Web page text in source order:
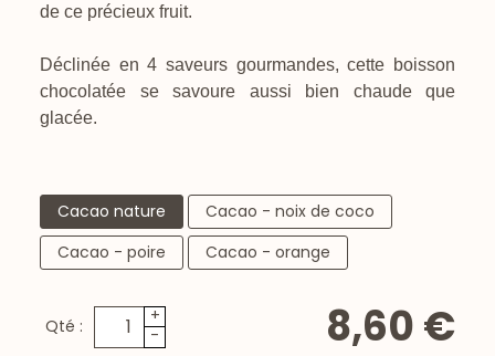
de ce précieux fruit.
Déclinée en 4 saveurs gourmandes, cette boisson
chocolatée se savoure aussi bien chaude que
glacée.
Cacao nature
Cacao - noix de coco
Cacao - poire
Cacao - orange
Qté :
+
-
8,60 €